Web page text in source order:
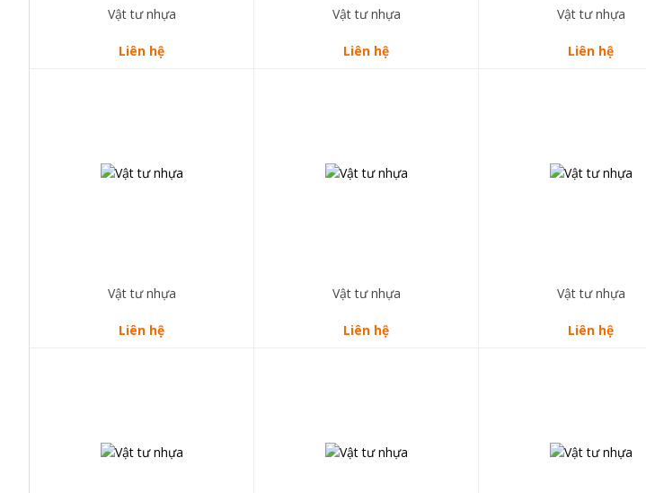
Vật tư nhựa
Liên hệ
Vật tư nhựa
Liên hệ
Vật tư nhựa
Liên hệ
Vật tư nhựa
Liên hệ
Vật tư nhựa
Liên hệ
Vật tư nhựa
Liên hệ